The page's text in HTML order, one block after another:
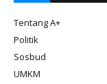
Tentang A+
Politik
Sosbud
UMKM